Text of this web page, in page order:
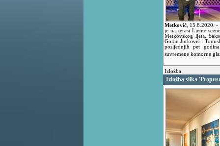
Metković 15.8.2020.-
je na terasi Ljetne
Metkovskog ljeta.
Goran Jurković i
posljednjih pet
suvremene komorne
Izložba
Izložba slika